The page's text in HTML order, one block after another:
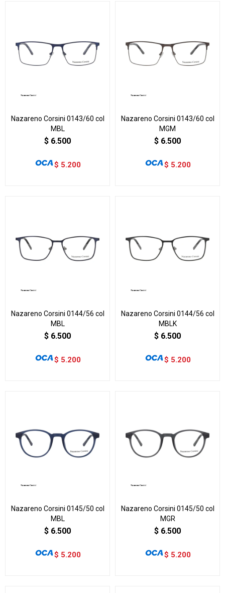
Nazareno Corsini 0143/60 col
MBL
$ 6.500
$ 5.200
Nazareno Corsini 0143/60 col
MGM
$ 6.500
$ 5.200
Nazareno Corsini 0144/56 col
MBL
$ 6.500
$ 5.200
Nazareno Corsini 0144/56 col
MBLK
$ 6.500
$ 5.200
Nazareno Corsini 0145/50 col
MBL
$ 6.500
$ 5.200
Nazareno Corsini 0145/50 col
MGR
$ 6.500
$ 5.200